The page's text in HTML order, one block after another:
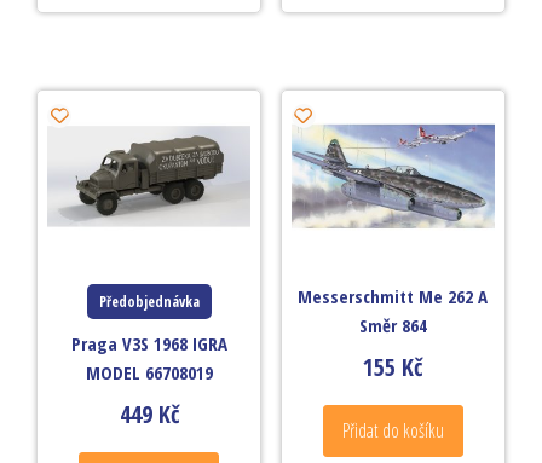
Předobjednávka
Praga V3S 1968 IGRA
MODEL 66708019
449 Kč
Messerschmitt Me 262 A
Směr 864
155 Kč
Přidat do košíku